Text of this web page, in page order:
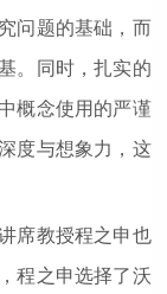
问题的基础，而
。同时，扎实的
概念使用的严谨
度与想象力，这
席教授程之申也
程之申选择了沃